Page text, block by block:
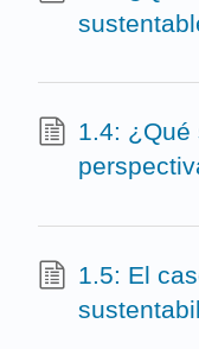
1.4: ¿Qué
1.5: El